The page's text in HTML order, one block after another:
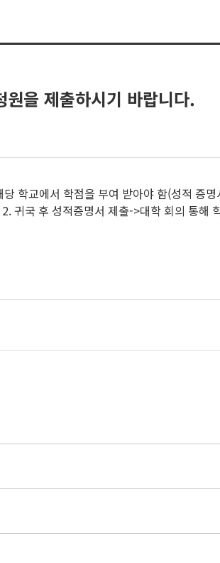
을 제출하시기 바랍니다.
학교에서 학점을 부여 받아야 함(성적 증
귀국 후 성적증명서 제출->대학 회의 통해